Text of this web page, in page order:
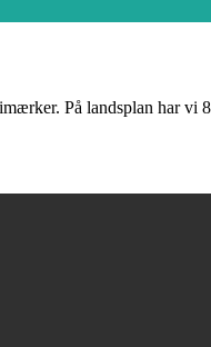
På landsplan har